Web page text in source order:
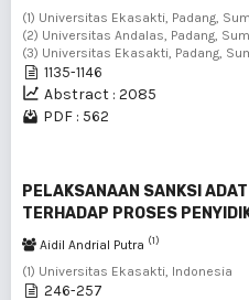
(1) Universitas Ekasakti, Padang,
(2) Universitas Andalas, Padang,
(3) Universitas Ekasakti, Padang,
1135-1146
Abstract : 2085
PDF : 562
PELAKSANAAN SANKSI
TERHADAP PROSES
Aidil Andrial Putra (1)
(1) Universitas Ekasakti, Indonesia
246-257